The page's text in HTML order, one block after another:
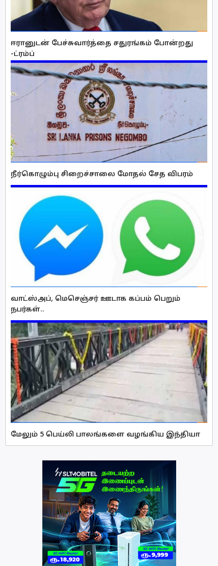
ஈரானுடன் பேச்சுவார்த்தை சதுரங்கம் போன்றது
-ட்ரம்ப்
நீர்கொழும்பு சிறைச்சாலை மோதல் சேத விபரம்
வாட்ஸ்அப், மெசெஞ்சர் ஊடாக கப்பம் பெறும்
நபர்கள்..
மேலும் 5 பெய்லி பாலங்களை வழங்கிய இந்தியா